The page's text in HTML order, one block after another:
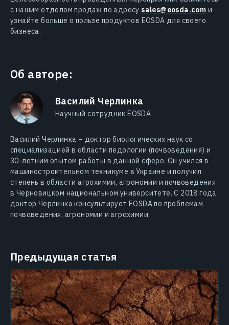
с нашим отделом продаж по адресу sales@eosda.com и
узнайте больше о пользе продуктов EOSDA для своего
бизнеса.
Об авторе:
Василий Черлинка
Научный сотрудник EOSDA
Василий Черлинка – доктор биологических наук со
специализацией в области педологии (почвоведения) и
30-летним опытом работы в данной сфере. Он учился в
машиностроительном техникуме в Украине и получил
степень в области агрохимии, агрономии и почвоведения
в Черновицком национальном университете. С 2018 года
доктор Черлинка консультирует EOSDA по проблемам
почвоведения, агрономии и агрохимии.
Предыдущая статья